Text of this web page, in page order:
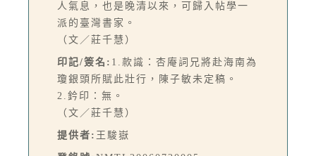
人氣息，也是晚清以來，可歸入帖學一
派的臺灣書家。
（文／莊千慧）
印記/簽名: 1.款識：杏庵詞兄將赴海南為
瓊銀頭所賦此壯行，陳子敏未定稿。
2.鈐印：無。
（文／莊千慧）
提供者: 王駿嶽